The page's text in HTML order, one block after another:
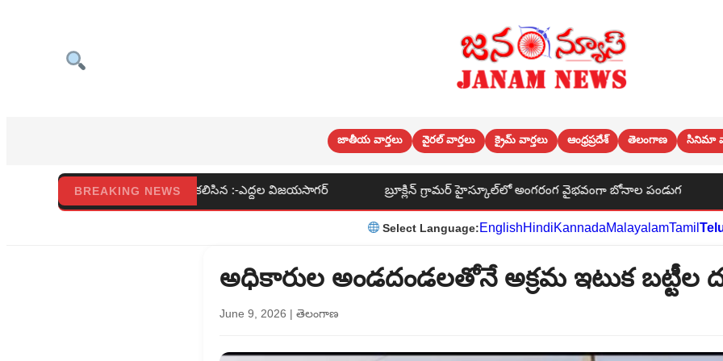
జాతీయ వార్తలు వైరల్ వార్తలు క్రైమ్ వార్తలు ఆంధ్రప్రదేశ్ తెలంగాణ సినిమా
BREAKING NEWS
:-ఎద్దల విజయసాగర్ బ్రూక్లిన్ గ్రామర్ హైస్కూల్‌లో అంగరంగ వైభవంగా బోనాల పండుగ బూత్ స్థాయి నుండి పార్టీ
Select Language:EnglishHindiKannadaMalayalamTamil
అధికారుల అండదండలతోనే అక్రమ ఇటుక బట్టీల
June 9, 2026 | తెలంగాణ